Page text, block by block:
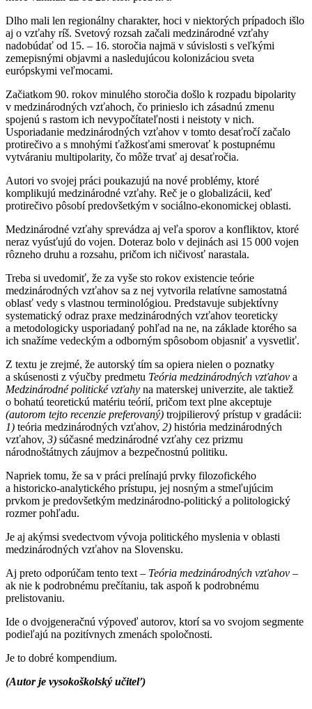
Dlho mali len regionálny charakter, hoci v niektorých prípadoch išlo
aj o vzťahy ríš. Svetový rozsah začali medzinárodné vzťahy
nadobúdať od 15. – 16. storočia najmä v súvislosti s veľkými
zemepisnými objavmi a nasledujúcou kolonizáciou sveta
európskymi veľmocami.
Začiatkom 90. rokov minulého storočia došlo k rozpadu bipolarity
v medzinárodných vzťahoch, čo prinieslo ich zásadnú zmenu
spojenú s rastom ich nevypočítateľnosti i neistoty v nich.
Usporiadanie medzinárodných vzťahov v tomto desaťročí začalo
protirečivo a s mnohými ťažkosťami smerovať k postupnému
vytváraniu multipolarity, čo môže trvať aj desaťročia.
Autori vo svojej práci poukazujú na nové problémy, ktoré
komplikujú medzinárodné vzťahy. Reč je o globalizácii, keď
protirečivo pôsobí predovšetkým v sociálno-ekonomickej oblasti.
Medzinárodné vzťahy sprevádza aj veľa sporov a konfliktov, ktoré
neraz vyúsťujú do vojen. Doteraz bolo v dejinách asi 15 000 vojen
rôzneho druhu a rozsahu, pričom ich ničivosť narastala.
Treba si uvedomiť, že za vyše sto rokov existencie teórie
medzinárodných vzťahov sa z nej vytvorila relatívne samostatná
oblasť vedy s vlastnou terminológiou. Predstavuje subjektívny
systematický odraz praxe medzinárodných vzťahov teoreticky
a metodologicky usporiadaný pohľad na ne, na základe ktorého sa
ich snažíme vedeckým a odborným spôsobom objasniť a vysvetliť.
Z textu je zrejmé, že autorský tím sa opiera nielen o poznatky
a skúsenosti z výučby predmetu Teória medzinárodných vzťahov a
Medzinárodné politické vzťahy na materskej univerzite, ale taktiež
o bohatú teoretickú matériu teórií, pričom text plne akceptuje
(autorom tejto recenzie preferovaný) trojpilierový prístup v gradácii:
1) teória medzinárodných vzťahov, 2) história medzinárodných
vzťahov, 3) súčasné medzinárodné vzťahy cez prizmu
národnoštátnych záujmov a bezpečnostnú politiku.
Napriek tomu, že sa v práci prelínajú prvky filozofického
a historicko-analytického prístupu, jej nosným a stmeľujúcim
prvkom je predovšetkým medzinárodno-politický a politologický
rozmer pohľadu.
Je aj akýmsi svedectvom vývoja politického myslenia v oblasti
medzinárodných vzťahov na Slovensku.
Aj preto odporúčam tento text – Teória medzinárodných vzťahov –
ak nie k podrobnému prečítaniu, tak aspoň k podrobnému
prelistovaniu.
Ide o dvojgeneračnú výpoveď autorov, ktorí sa vo svojom segmente
podieľajú na pozitívnych zmenách spoločnosti.
Je to dobré kompendium.
(Autor je vysokoškolský učiteľ)